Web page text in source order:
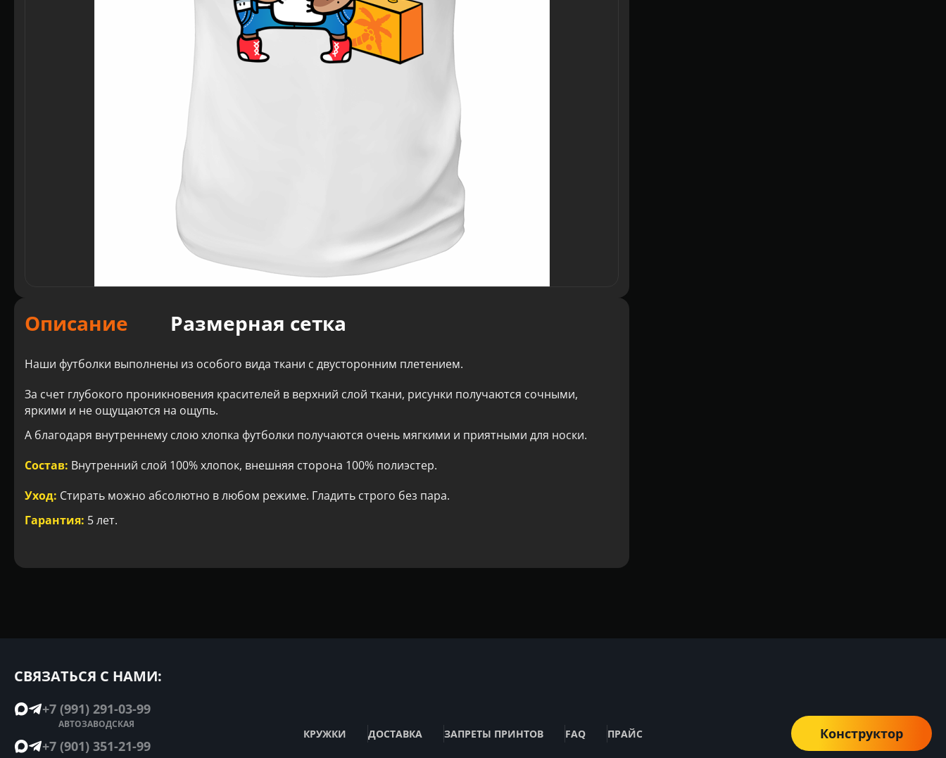
Описание Размерная сетка
Наши футболки выполнены из особого вида ткани с двусторонним плетением.
За счет глубокого проникновения красителей в верхний слой ткани, рисунки получаются сочными,
яркими и не ощущаются на ощупь.
А благодаря внутреннему слою хлопка футболки получаются очень мягкими и приятными для носки.
Состав: Внутренний слой 100% хлопок, внешняя сторона 100% полиэстер.
Уход: Стирать можно абсолютно в любом режиме. Гладить строго без пара.
Гарантия: 5 лет.
СВЯЗАТЬСЯ С НАМИ:
+7 (991) 291-03-99
АВТОЗАВОДСКАЯ
+7 (901) 351-21-99
КРУЖКИ ДОСТАВКА ЗАПРЕТЫ ПРИНТОВ FAQ ПРАЙС Конструктор